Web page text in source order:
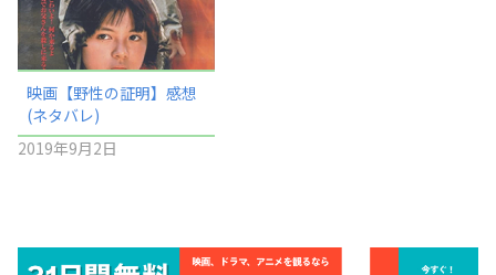
映画【野性の証明】感想
(ネタバレ)
2019年9月2日